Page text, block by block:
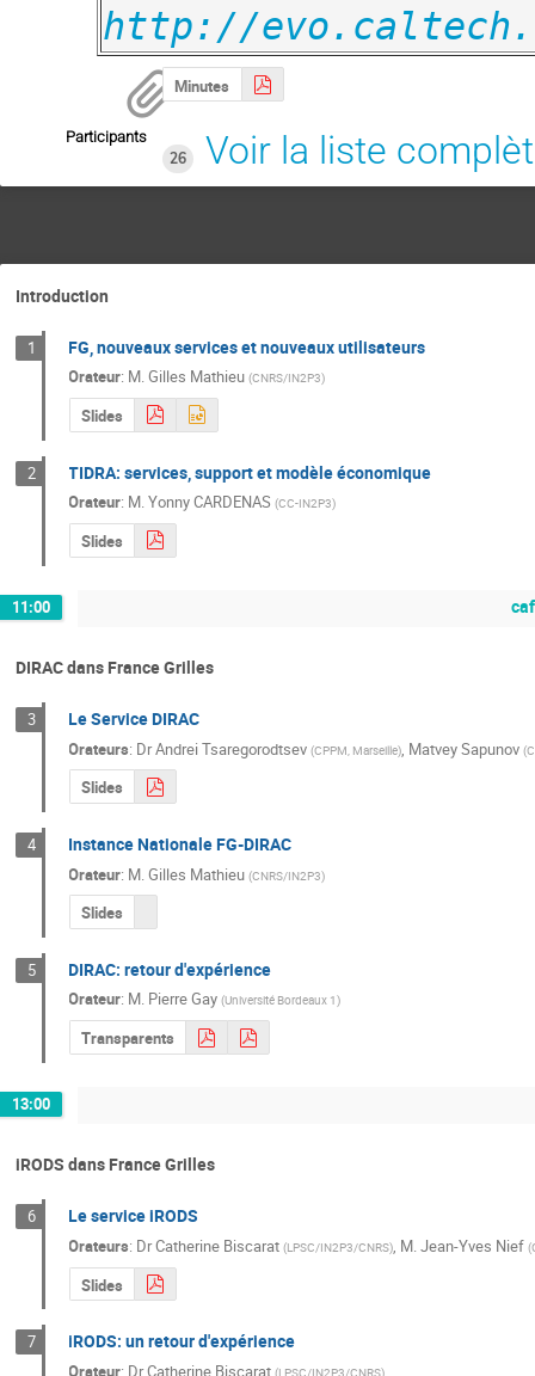
http://
Minutes
Participants
26
Voir la liste
Introduction
1 FG, nouveaux services et nouveaux utilisateurs
Orateur: M.Gilles Mathieu (CNRS/IN2P3)
Slides
2 TIDRA: services, support et modèle économique
Orateur: M.Yonny CARDENAS (CC-IN2P3)
Slides
11:00
DIRAC dans France Grilles
3 Le Service DIRAC
Orateurs: DrAndrei Tsaregorodtsev (CPPM, Marseille), Matvey Sapunov (
Slides
4 Instance Nationale FG-DIRAC
Orateur: M. Gilles Mathieu (CNRS/IN2P3)
Slides
5 DIRAC: retour d'expérience
Orateur: M. Pierre Gay (Université Bordeaux 1)
Transparents
13:00
iRODS dans France Grilles
6 Le service iRODS
Orateurs: DrCatherine Biscarat (LPSC/IN2P3/CNRS), M.Jean-Yves Nief (
Slides
7 iRODS: un retour d'expérience
Orateur: DrCatherine Biscarat (LPSC/IN2P3/CNRS)